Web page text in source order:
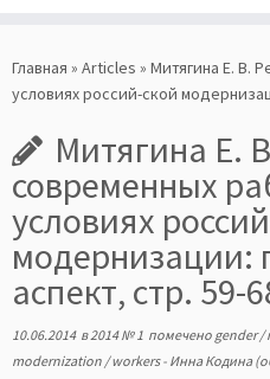
to
content
Главная » Articles » Митягина Е. В.
условиях россий-ской
Митягина Е.
современных
условиях
модернизации:
аспект, стр. 59-
10.06.2014в2014 № 1 помечено gender/
modernization /workers- Инна Кодина